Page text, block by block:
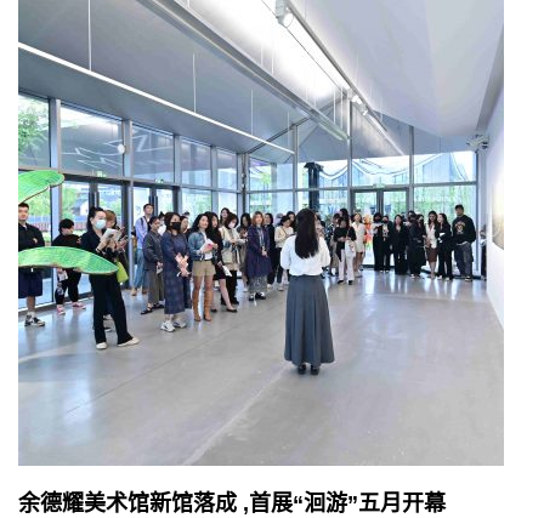
余德耀美术馆新馆落成 ,首展“洄游”五月开幕